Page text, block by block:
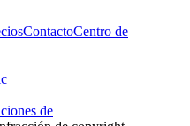
ContactoCentro de
de